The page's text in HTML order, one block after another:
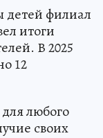
филиал
итоги
В 2025
12
любого
своих